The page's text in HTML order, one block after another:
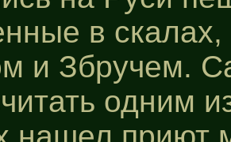
в
и Збручем.
одним